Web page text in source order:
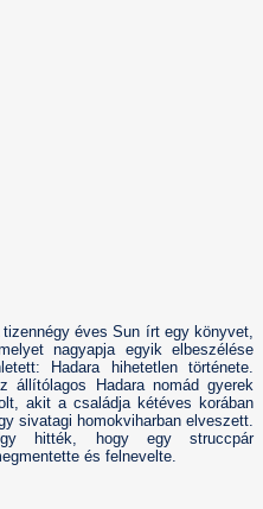
tizennégy éves Sun írt egy könyvet,
nagyapja egyik elbeszélése
Hadara hihetetlen története.
állítólagos Hadara nomád gyerek
akit a családja kétéves korában
sivatagi homokviharban elveszett.
hitték, hogy egy struccpár
és felnevelte.